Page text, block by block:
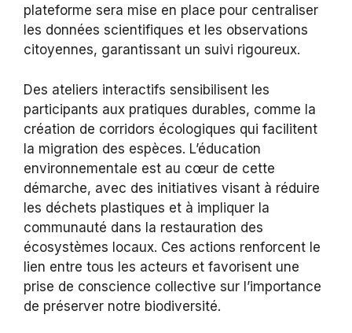
plateforme sera mise en place pour centraliser
les données scientifiques et les observations
citoyennes, garantissant un suivi rigoureux.
Des ateliers interactifs sensibilisent les
participants aux pratiques durables, comme la
création de corridors écologiques qui facilitent
la migration des espèces. L’éducation
environnementale est au cœur de cette
démarche, avec des initiatives visant à réduire
les déchets plastiques et à impliquer la
communauté dans la restauration des
écosystèmes locaux. Ces actions renforcent le
lien entre tous les acteurs et favorisent une
prise de conscience collective sur l’importance
de préserver notre biodiversité.